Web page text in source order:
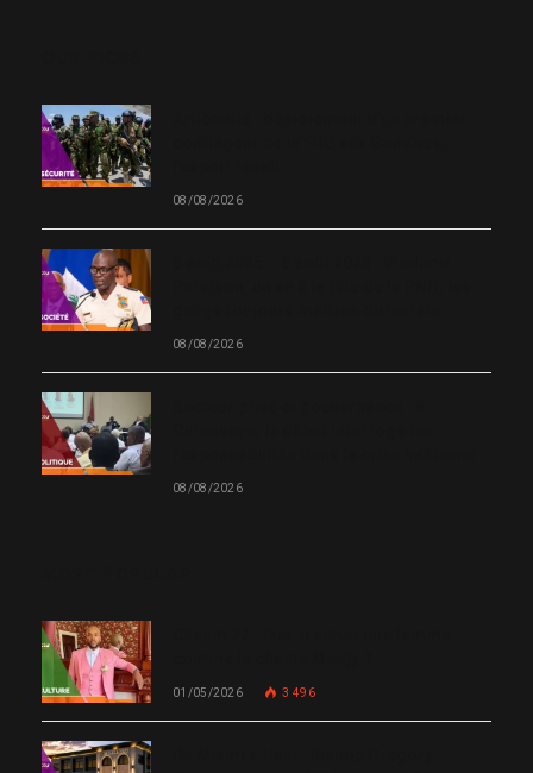
08/08/2026
08/08/2026
08/08/2026
01/05/2026 3 496